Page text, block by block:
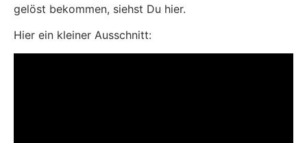
gelöst bekommen, siehst Du hier.
Hier ein kleiner Ausschnitt: